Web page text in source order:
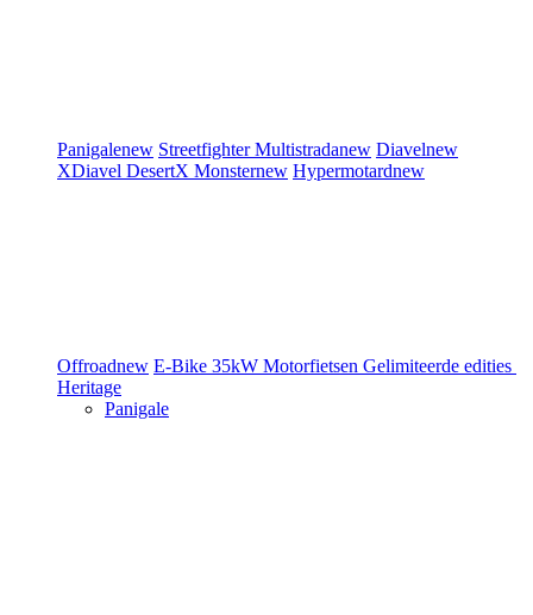
Panigalenew StreetfighterMultistradanew Diavelnew
XDiavel DesertX Monsternew Hypermotardnew
Offroadnew E-Bike 35kW Motorfietsen Gelimiteerde edities
Heritage
Panigale